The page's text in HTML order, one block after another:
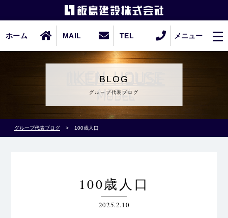
ホーム MAIL TEL メニュー
BLOG
グループ代表ブログ
グループ代表ブログ > 100歳人口
100歳人口
2025.2.10